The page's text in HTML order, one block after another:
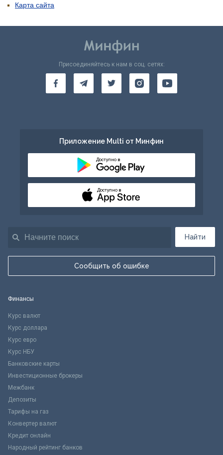
Карта сайта
Найти
Сообщить об ошибке
Присоединяйтесь к нам в соц. сетях:
Приложение Multi от Минфин
Доступно в
Доступно в
Финансы
Курс валют
Курс доллара
Курс евро
Курс НБУ
Банковские карты
Инвестиционные брокеры
Межбанк
Депозиты
Тарифы на газ
Конвертер валют
Кредит онлайн
Народный рейтинг банков